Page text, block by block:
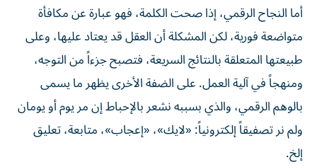
أما النجاح الرقمي، إذا صحت الكلمة، فهو عبارة عن مكافأة
متواضعة فورية، لكن المشكلة أن العقل قد يعتاد عليها، وعلى
طبيعتها المتعلقة بالنتائج السريعة، فتصبح جزءاً من التوجه،
ومنهجاً في آلية العمل. على الضفة الأخرى يظهر ما يسمى
بالوهم الرقمي، والذي بسببه نشعر بالإحباط إن مر يوم أو يومان
ولم نر تصفيقاً إلكترونياً: «لايك»، «إعجاب»، متابعة، تعليق
إلخ.